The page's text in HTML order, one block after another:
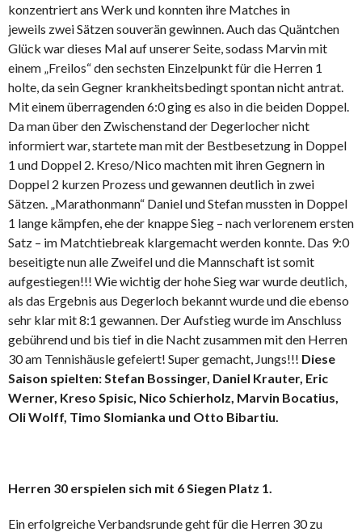
konzentriert ans Werk und konnten ihre Matches in
jeweils zwei Sätzen souverän gewinnen. Auch das Quäntchen
Glück war dieses Mal auf unserer Seite, sodass Marvin mit
einem „Freilos“ den sechsten Einzelpunkt für die Herren 1
holte, da sein Gegner krankheitsbedingt spontan nicht antrat.
Mit einem überragenden 6:0 ging es also in die beiden Doppel.
Da man über den Zwischenstand der Degerlocher nicht
informiert war, startete man mit der Bestbesetzung in Doppel
1 und Doppel 2. Kreso/Nico machten mit ihren Gegnern in
Doppel 2 kurzen Prozess und gewannen deutlich in zwei
Sätzen. „Marathonmann“ Daniel und Stefan mussten in Doppel
1 lange kämpfen, ehe der knappe Sieg – nach verlorenem ersten
Satz – im Matchtiebreak klargemacht werden konnte. Das 9:0
beseitigte nun alle Zweifel und die Mannschaft ist somit
aufgestiegen!!! Wie wichtig der hohe Sieg war wurde deutlich,
als das Ergebnis aus Degerloch bekannt wurde und die ebenso
sehr klar mit 8:1 gewannen. Der Aufstieg wurde im Anschluss
gebührend und bis tief in die Nacht zusammen mit den Herren
30 am Tennishäusle gefeiert! Super gemacht, Jungs!!! Diese
Saison spielten: Stefan Bossinger, Daniel Krauter, Eric
Werner, Kreso Spisic, Nico Schierholz, Marvin Bocatius,
Oli Wolff, Timo Slomianka und Otto Bibartiu.
Herren 30 erspielen sich mit 6 Siegen Platz 1.
Ein erfolgreiche Verbandsrunde geht für die Herren 30 zu